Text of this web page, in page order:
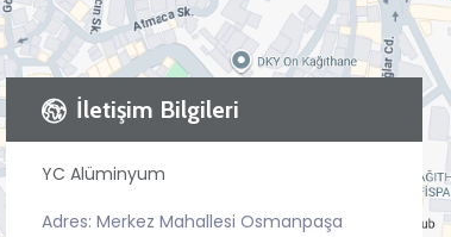
İletişim Bilgileri
YC Alüminyum
Adres: Merkez Mahallesi Osmanpaşa